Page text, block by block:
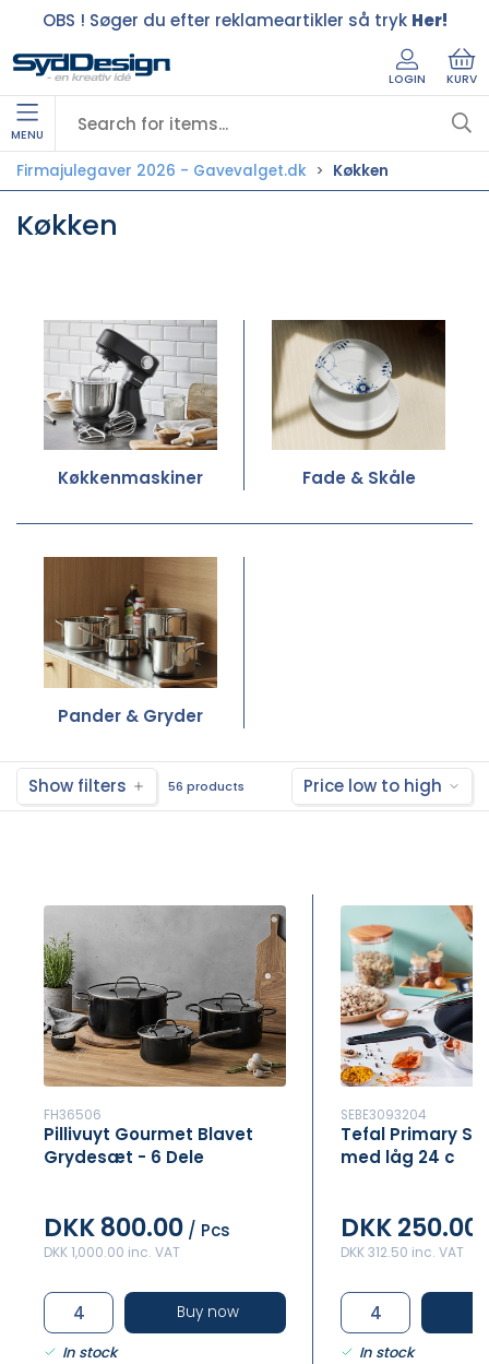
OBS ! Søger du efter reklameartikler så tryk Her!
LOGIN KURV
MENU
Firmajulegaver 2026 - Gavevalget.dk Køkken
Køkken
Køkkenmaskiner Fade & Skåle
Pander & Gryder
Show filters 56 products Price low to high
FH36506
Pillivuyt Gourmet Blavet
Grydesæt - 6 Dele
DKK 800.00 / Pcs
DKK 1,000.00 inc. VAT
Buy now
In stock
SEBE3093204
Tefal Primary
med låg 24 c
DKK 250.00
DKK 312.50 inc. VAT
In stock